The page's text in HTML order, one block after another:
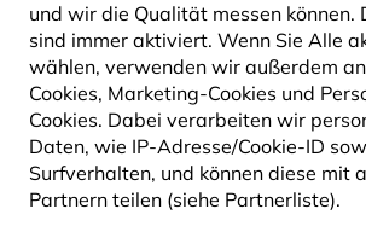
und wir die Qualität messen können.
sind immer aktiviert. Wenn Sie Alle
wählen, verwenden wir außerdem
Cookies, Marketing-Cookies und
Cookies. Dabei verarbeiten wir
Daten, wie IP-Adresse/Cookie-ID
Surfverhalten, und können diese mit
Partnern teilen (siehe Partnerliste).